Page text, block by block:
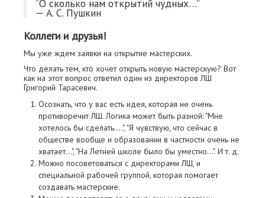
“О сколько нам открытий чудных…”
— А. С. Пушкин
Коллеги и друзья!
Мы уже ждем заявки на открытие мастерских.
Что делать тем, кто хочет открыть новую мастерскую? Вот
как на этот вопрос ответил один из директоров ЛШ
Григорий Тарасевич.
Осознать, что у вас есть идея, которая не очень
противоречит ЛШ. Логика может быть разной: "Мне
хотелось бы сделать....", "Я чувствую, что сейчас в
обществе вообще и образовании в частности очень не
хватает...", "На Летней школе было бы уместно...". И т. д.
Можно посоветоваться с директорами ЛШ, и
специальной рабочей группой, которая помогает
создавать мастерские.